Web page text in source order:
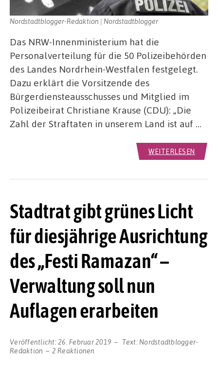
Nordstadtblogger-Redaktion | Nordstadtblogger
Das NRW-Innenministerium hat die
Personalverteilung für die 50 Polizeibehörden
des Landes Nordrhein-Westfalen festgelegt.
Dazu erklärt die Vorsitzende des
Bürgerdiensteausschusses und Mitglied im
Polizeibeirat Christiane Krause (CDU): „Die
Zahl der Straftaten in unserem Land ist auf …
WEITERLESEN
Stadtrat gibt grünes Licht
für diesjährige Ausrichtung
des „Festi Ramazan“ –
Verwaltung soll nun
Auflagen erarbeiten
Veröffentlicht:26. Februar 2019 Text: Nordstadtblogger-
Redaktion
2 Reaktionen